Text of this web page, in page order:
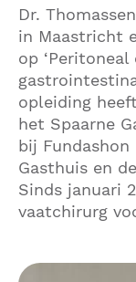
Dr.
in Maastricht
op
opleiding
het Spaarne
bij Fundashon
Gasthuis en
Sinds januari
vaatchirurg